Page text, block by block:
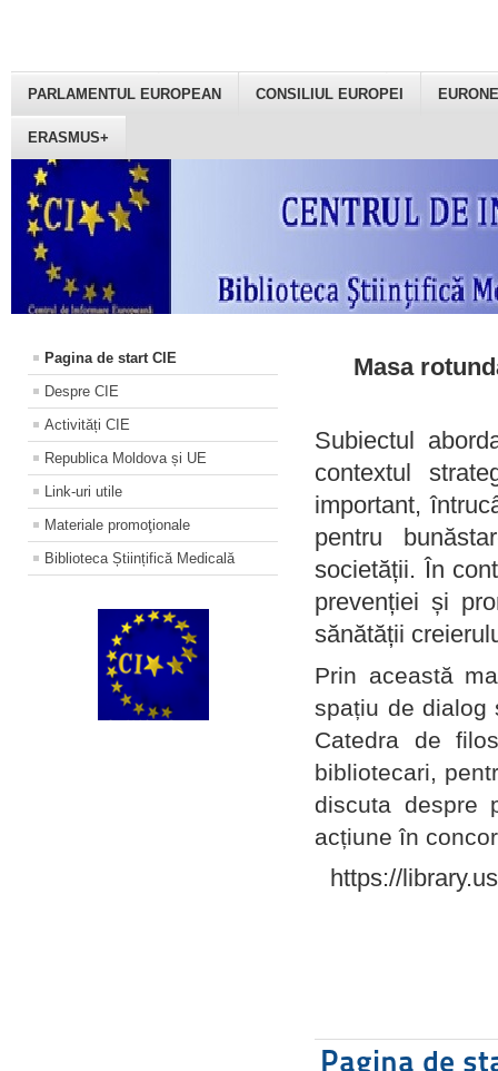
PARLAMENTUL EUROPEAN CONSILIUL EUROPEI
ERASMUS+
Pagina de start CIE
Despre CIE
Activități CIE
Republica Moldova și UE
Link-uri utile
Materiale promoţionale
Biblioteca Științifică Medicală
Masa
Subiectul
contextul
important,
pentru
societății. În
prevenției și
sănătății
Prin această
spațiu de dialog
Catedra de
bibliotecari,
discuta despre
acțiune în
https://
Pagina de